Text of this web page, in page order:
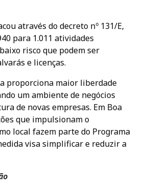
através do decreto nº 131/E,
para 1.011 atividades
risco que podem ser
e licenças.
proporciona maior liberdade
um ambiente de negócios
de novas empresas. Em Boa
que impulsionam o
local fazem parte do Programa
visa simplificar e reduzir a